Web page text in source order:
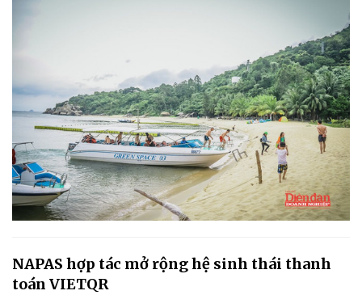
NAPAS hợp tác mở rộng hệ sinh thái thanh
toán VIETQR